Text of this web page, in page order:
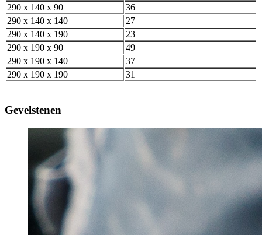
290 x 140 x 90
36
290 x 140 x 140
27
290 x 140 x 190
23
290 x 190 x 90
49
290 x 190 x 140
37
290 x 190 x 190
31
Gevelstenen